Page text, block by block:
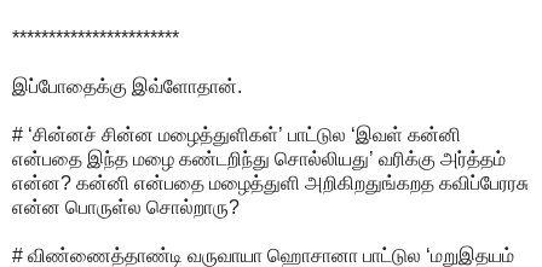
***********************
இப்போதைக்கு இவ்ளோதான்.
# ‘சின்னச் சின்ன மழைத்துளிகள்’ பாட்டுல ‘இவள் கன்னி
என்பதை இந்த மழை கண்டறிந்து சொல்லியது’ வரிக்கு அர்த்தம்
என்ன? கன்னி என்பதை மழைத்துளி அறிகிறதுங்கறத கவிப்பேரரசு
என்ன பொருள்ல சொல்றாரு?
# விண்ணைத்தாண்டி வருவாயா ஹொசானா பாட்டுல ‘மறுஇதயம்